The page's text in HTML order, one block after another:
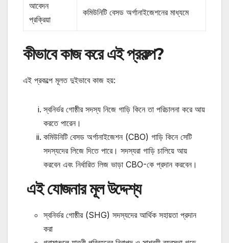
আবেদন
প্রক্রিয়া
কমিউনিটি বেসড অর্গানাইজেশনের মাধ্যমে
কীভাবে কাজ করে এই প্রকল্প?
এই প্রকল্পে মূলত দুইভাবে কাজ হয়:
স্বনির্ভর গোষ্ঠীর সদস্য নিজে গাড়ি কিনে তা পরিচালনা করে আয়
করতে পারেন।
কমিউনিটি বেসড অর্গানাইজেশন (CBO) গাড়ি কিনে সেটি
সদস্যদের লিজে দিতে পারে। সদস্যরা গাড়ি চালিয়ে আয়
করবেন এবং নির্ধারিত লিজ ভাড়া CBO-কে প্রদান করবেন।
এই যোজনার মূল উদ্দেশ্য
স্বনির্ভর গোষ্ঠীর (SHG) সদস্যদের আর্থিক সহায়তা প্রদান
করা